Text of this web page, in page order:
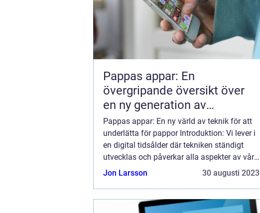
Pappas appar: En
övergripande översikt över
en ny generation av
föräldraskaps-appar
Pappas appar: En ny värld av teknik för att
underlätta för pappor Introduktion: Vi lever i
en digital tidsålder där tekniken ständigt
utvecklas och påverkar alla aspekter av våra
liv. Föräldraskap är inget undantag, och det
Jon Larsson 30 augusti 2023